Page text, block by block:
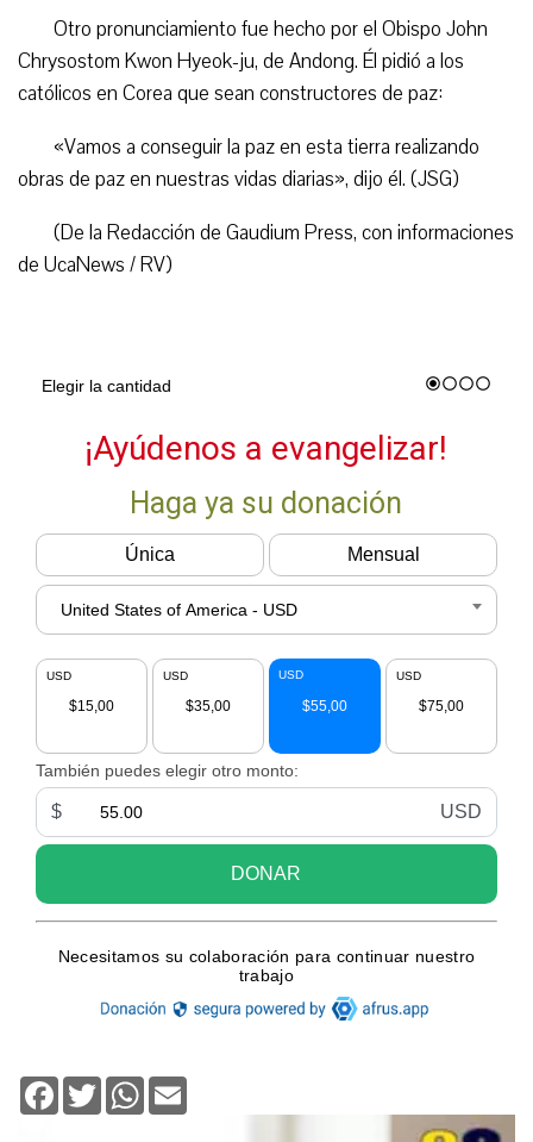
Otro pronunciamiento fue hecho por el Obispo John
Chrysostom Kwon Hyeok-ju, de Andong. Él pidió a los
católicos en Corea que sean constructores de paz:
«Vamos a conseguir la paz en esta tierra realizando
obras de paz en nuestras vidas diarias», dijo él. (JSG)
(De la Redacción de Gaudium Press, con informaciones
de UcaNews / RV)
Facebook
TwitterWhatsApp